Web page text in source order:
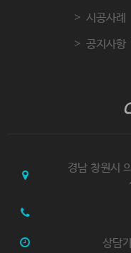
이용자에게 불리
최소한 30일 이상
"몰"이 약관을 개
적용일자 이후에
개정약관 조항의
의한 개정약관의
관하여는 전자상
시공사례
공지사항
경남 창원시
상담